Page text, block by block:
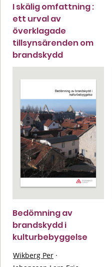
I skälig omfattning :
ett urval av
överklagade
tillsynsärenden om
brandskydd
Bedömning av
brandskydd i
kulturbebyggelse
Wikberg Per ·